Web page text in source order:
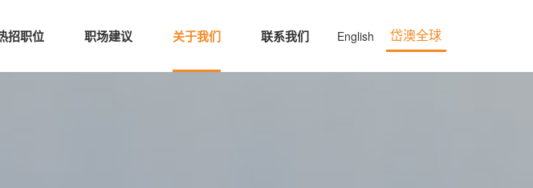
招职位 职场建议 关于我们 联系我们 English 岱澳全球